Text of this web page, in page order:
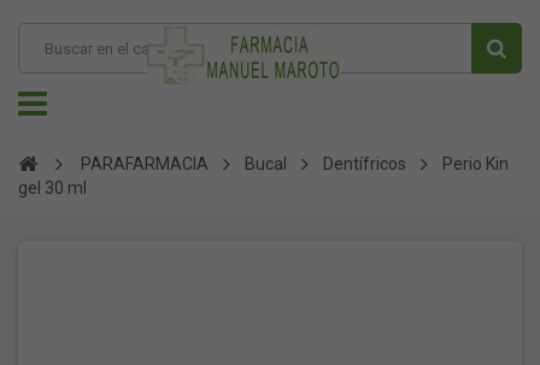
PARAFARMACIA Bucal Dentífricos
Perio Kin
gel 30 ml